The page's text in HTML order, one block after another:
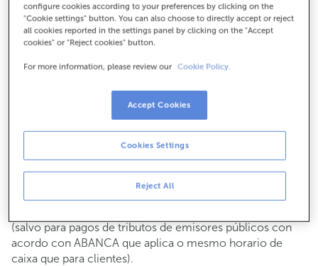
Como chegar
Consulta todos os horarios
Xestións comerciais
8:15 a 14:00.
cita previae atenderémoste o día e hora que
escollas
Clientes: de luns a venres de 8:15 a 11:00
martes e
(salvo para pagos de tributos de emisores públicos con
acordo con ABANCA que aplica o mesmo horario de
caixa que para clientes).
configure cookies according to your preferences by clicking on the
"Cookie settings" button. You can also choose to directly accept or reject
all cookies reported in the settings panel by clicking on the "Accept
cookies" or "Reject cookies" button.
For more information, please review our Cookie Policy.
Reject All
Cookies Settings
Accept Cookies